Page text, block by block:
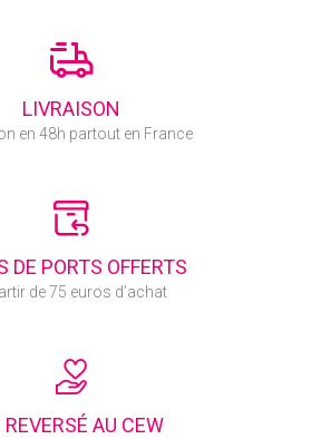
LIVRAISON
en 48h partout en France
DE PORTS OFFERTS
de 75 euros d’achat
REVERSÉ AU CEW